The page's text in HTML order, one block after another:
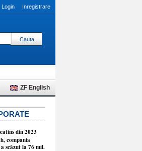
Login Inregistrare
ZF English
din 2023
compania
scăzut la 76 mil.